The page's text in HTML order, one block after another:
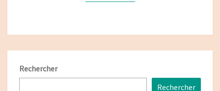
Rechercher
Rechercher